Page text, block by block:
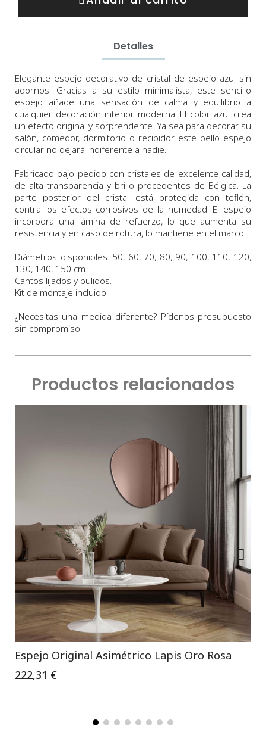
Detalles
Elegante espejo decorativo de cristal de espejo azul sin
adornos. Gracias a su estilo minimalista, este sencillo
espejo añade una sensación de calma y equilibrio a
cualquier decoración interior moderna. El color azul crea
un efecto original y sorprendente. Ya sea para decorar su
salón, comedor, dormitorio o recibidor este bello espejo
circular no dejará indiferente a nadie.
Fabricado bajo pedido con cristales de excelente calidad,
de alta transparencia y brillo procedentes de Bélgica. La
parte posterior del cristal está protegida con teflón,
contra los efectos corrosivos de la humedad. El espejo
incorpora una lámina de refuerzo, lo que aumenta su
resistencia y en caso de rotura, lo mantiene en el marco.
Diámetros disponibles: 50, 60, 70, 80, 90, 100,110, 120,
130, 140, 150 cm.
Cantos lijados y pulidos.
Kit de montaje incluido.
¿Necesitas una medida diferente? Pídenos presupuesto
sin compromiso.
Productos relacionados
Espejo Original Asimétrico Lapis Oro Rosa
222,31 €